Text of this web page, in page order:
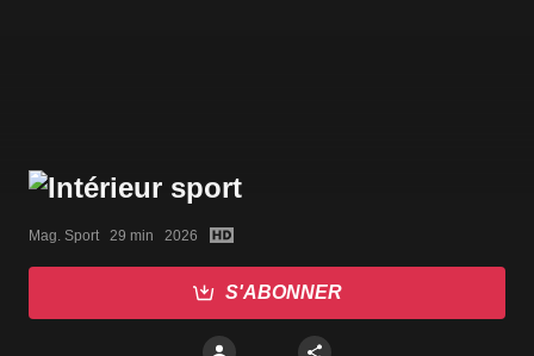
Mag. Sport   29 min   2026
S'ABONNER